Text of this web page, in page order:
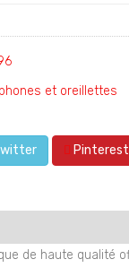
et oreillettes
Pinterest
de haute qualité